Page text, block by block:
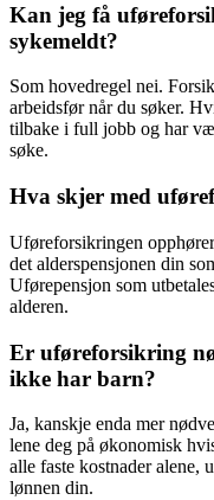
Kan jeg få
sykemeldt?
Som hovedregel nei.
arbeidsfør når du søker.
tilbake i full jobb og har
søke.
Hva skjer med
Uføreforsikringen
det alderspensjonen din
Uførepensjon som
alderen.
Er uføreforsikring
ikke har barn?
Ja, kanskje enda mer
lene deg på økonomisk
alle faste kostnader alene,
lønnen din.